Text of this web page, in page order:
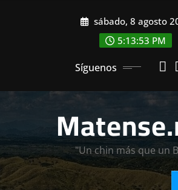
sábado, 8 agosto
5:13:55 PM
Síguenos
"Un chin más que un